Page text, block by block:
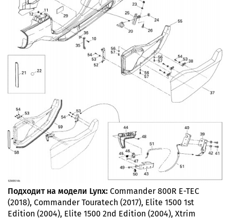
Подходит на модели Lynx: Commander 800R E-TEC
(2018), Commander Touratech (2017), Elite 1500 1st
Edition (2004), Elite 1500 2nd Edition (2004), Xtrim